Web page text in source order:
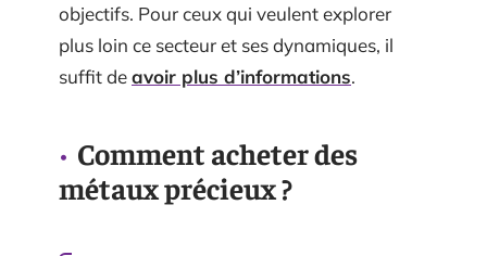
objectifs. Pour ceux qui veulent explorer
plus loin ce secteur et ses dynamiques, il
suffit deavoir plus d’informations.
Comment acheter des
métaux précieux ?